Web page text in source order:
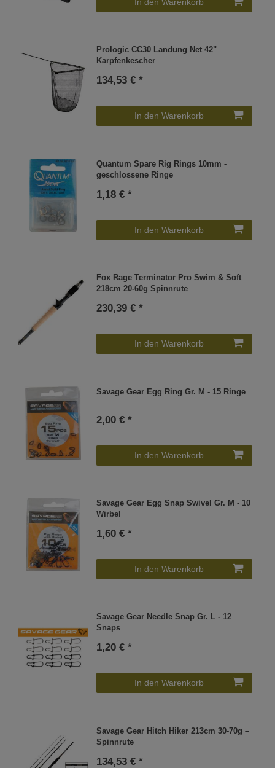
Prologic CC30 Landung Net 42"
Karpfenkescher
134,53 € *
In den Warenkorb
Quantum Spare Rig Rings 10mm -
geschlossene Ringe
1,18 € *
In den Warenkorb
Fox Rage Terminator Pro Swim & Soft
218cm 20-60g Spinnrute
230,39 € *
In den Warenkorb
Savage Gear Egg Ring Gr. M - 15 Ringe
2,00 € *
In den Warenkorb
Savage Gear Egg Snap Swivel Gr. M - 10
Wirbel
1,60 € *
In den Warenkorb
Savage Gear Needle Snap Gr. L - 12
Snaps
1,20 € *
In den Warenkorb
Savage Gear Hitch Hiker 213cm 30-70g –
Spinnrute
134,53 € *